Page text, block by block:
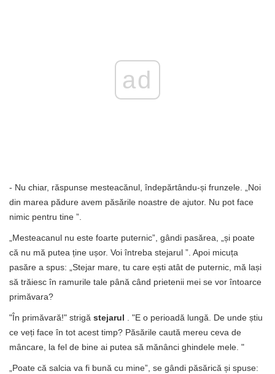
ad
- Nu chiar, răspunse mesteacănul, îndepărtându-și frunzele. „Noi
din marea pădure avem păsările noastre de ajutor. Nu pot face
nimic pentru tine ”.
„Mesteacanul nu este foarte puternic”, gândi pasărea, „și poate
că nu mă putea ține ușor. Voi întreba stejarul ”. Apoi micuța
pasăre a spus: „Stejar mare, tu care ești atât de puternic, mă lași
să trăiesc în ramurile tale până când prietenii mei se vor întoarce
primăvara?
"În primăvară!" strigă stejarul . "E o perioadă lungă. De unde știu
ce veți face în tot acest timp? Păsările caută mereu ceva de
mâncare, la fel de bine ai putea să mănânci ghindele mele. "
„Poate că salcia va fi bună cu mine”, se gândi păsărică și spuse: